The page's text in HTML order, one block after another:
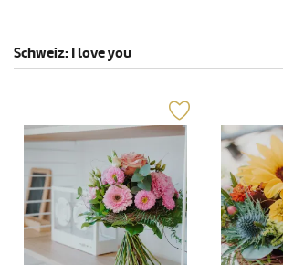
Schweiz: I love you